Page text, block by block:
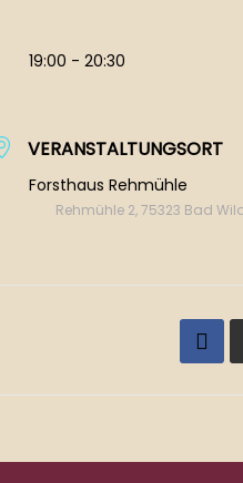
19:00 - 20:30
VERANSTALTUNGSORT
Forsthaus Rehmühle
Rehmühle 2, 75323 Bad